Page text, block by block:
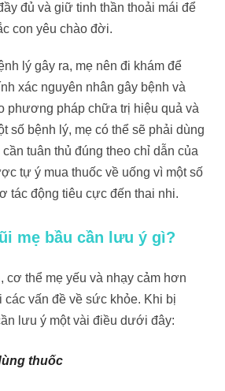
đủ và giữ tinh thần thoải mái để
con yêu chào đời.
lý gây ra, mẹ nên đi khám để
xác nguyên nhân gây bệnh và
phương pháp chữa trị hiệu quả và
số bệnh lý, mẹ có thể sẽ phải dùng
tuân thủ đúng theo chỉ dẫn của
tự ý mua thuốc về uống vì một số
tác động tiêu cực đến thai nhi.
mẹ bầu cần lưu ý gì?
cơ thể mẹ yếu và nhạy cảm hơn
các vấn đề về sức khỏe. Khi bị
lưu ý một vài điều dưới đây:
thuốc